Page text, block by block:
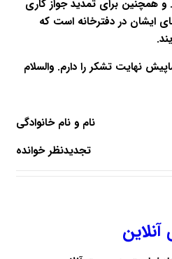
و همچنین برای تمدید جواز کاری
ایشان در دفترخانه است که
نهایت تشکر را دارم. والسلام
نام و نام خانوادگی
تجدیدنظر خوانده